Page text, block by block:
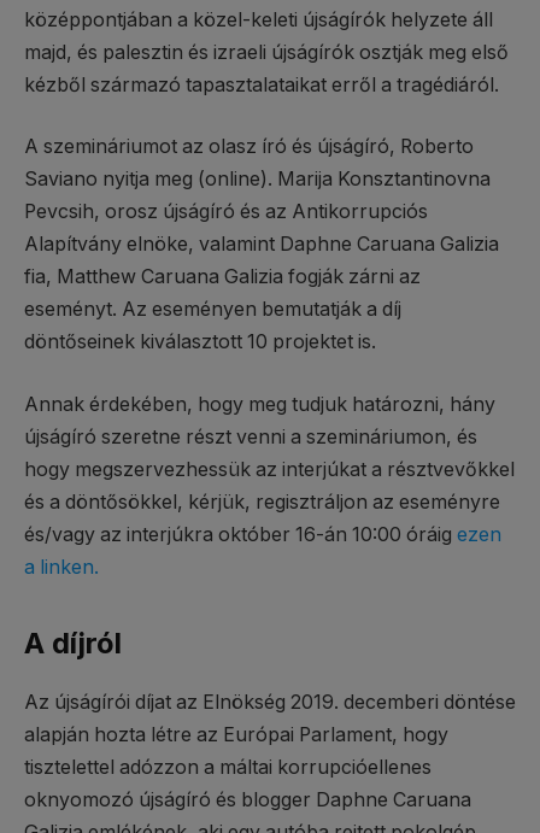
középpontjában a közel-keleti újságírók helyzete áll
majd, és palesztin és izraeli újságírók osztják meg első
kézből származó tapasztalataikat erről a tragédiáról.
A szemináriumot az olasz író és újságíró, Roberto
Saviano nyitja meg (online). Marija Konsztantinovna
Pevcsih, orosz újságíró és az Antikorrupciós
Alapítvány elnöke, valamint Daphne Caruana Galizia
fia, Matthew Caruana Galizia fogják zárni az
eseményt. Az eseményen bemutatják a díj
döntőseinek kiválasztott 10 projektet is.
Annak érdekében, hogy meg tudjuk határozni, hány
újságíró szeretne részt venni a szemináriumon, és
hogy megszervezhessük az interjúkat a résztvevőkkel
és a döntősökkel, kérjük, regisztráljon az eseményre
és/vagy az interjúkra október 16-án 10:00 óráig ezen
a linken.
A díjról
Az újságírói díjat az Elnökség 2019. decemberi döntése
alapján hozta létre az Európai Parlament, hogy
tisztelettel adózzon a máltai korrupcióellenes
oknyomozó újságíró és blogger Daphne Caruana